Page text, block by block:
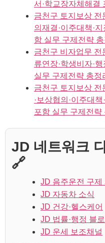
서·학교장자체해결
금천구 토지보상 전
의재결·이주대책·
함 실무 구제전략 총
금천구 비자업무 전
류연장·학생비자·
실무 구제전략 총정
금천구 토지보상 전
·보상협의·이주대
포함 실무 구제전략
JD 네트워크
🔗
JD 음주운전 구제
JD 자동차 소식
JD 건강·헬스케어
JD 법률·행정 블
JD 운세 보조채널